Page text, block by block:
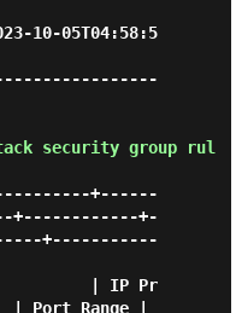
10-05T04:58:5
security group rul
+------
+------------+-
+-----------
| IP Pr
Port Range |